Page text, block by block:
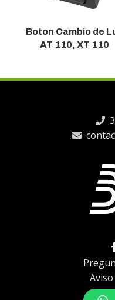
Boton Cambio de
AT 110, XT 110